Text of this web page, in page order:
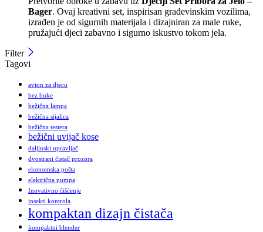
Bager. Ovaj kreativni set, inspirisan građevinskim vozilima,
izrađen je od sigurnih materijala i dizajniran za male ruke,
pružajući djeci zabavno i sigurno iskustvo tokom jela.
Filter
Tagovi
avion za djecu
bez buke
bežična lampa
bežična sijalica
bežična testera
bežični uvijač kose
daljinski upravljač
dvostrani čistač prozora
ekonomska pošta
električna pumpa
Inovativno čišćenje
insekti kontrola
kompaktan dizajn čistača
kompaktni blender